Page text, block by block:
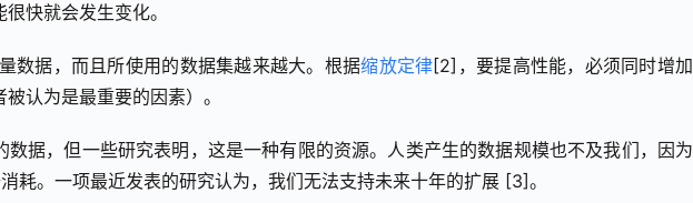
快就会发生变化。
数据，而且所使用的数据集越来越大。根据缩放定律[2]，要提高性能，必须同时增加
认为是最重要的因素）。
数据，但一些研究表明，这是一种有限的资源。人类产生的数据规模也不及我们，因为
耗。一项最近发表的研究认为，我们无法支持未来十年的扩展 [3]。